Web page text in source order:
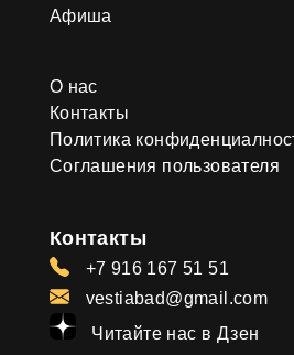
Афиша
О нас
Контакты
Политика
Соглашения пользователя
Контакты
+7 916 167 51 51
vestiabad@gmail.com
Читайте нас в Дзен